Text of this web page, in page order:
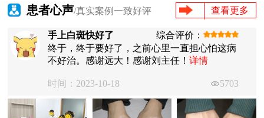
患者心声/真实案例一致好评 查看更多
手上白斑快好了
综合评价：
终于，终于要好了，之前心里一直担心怕这病
不好治。感谢远大！感谢刘主任！详情
时间：2023-10-18 5703